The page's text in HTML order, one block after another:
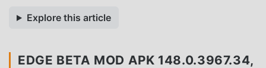
Explore this article
EDGE BETA MOD APK 148.0.3967.34,